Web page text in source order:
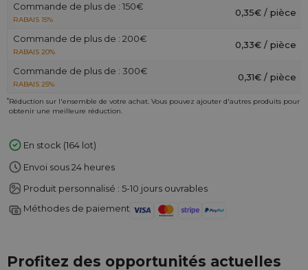
Commande de plus de : 150€
RABAIS 15%
0,35€ / pièce
Commande de plus de : 200€
RABAIS 20%
0,33€ / pièce
Commande de plus de : 300€
RABAIS 25%
0,31€ / pièce
*Réduction sur l'ensemble de votre achat. Vous pouvez ajouter d'autres produits pour
obtenir une meilleure réduction.
En stock (164 lot)
Envoi sous 24 heures
Produit personnalisé : 5-10 jours ouvrables
Méthodes de paiement
Profitez des opportunités actuelles